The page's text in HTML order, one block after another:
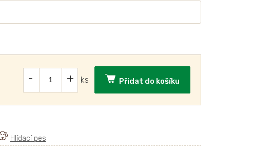
Přidat do košíku